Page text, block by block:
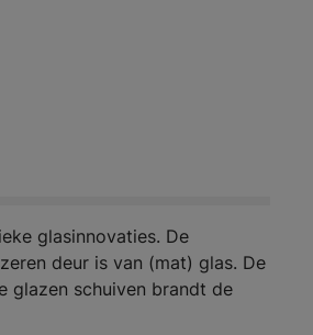
glasinnovaties. De
deur is van (mat) glas. De
glazen schuiven brandt de